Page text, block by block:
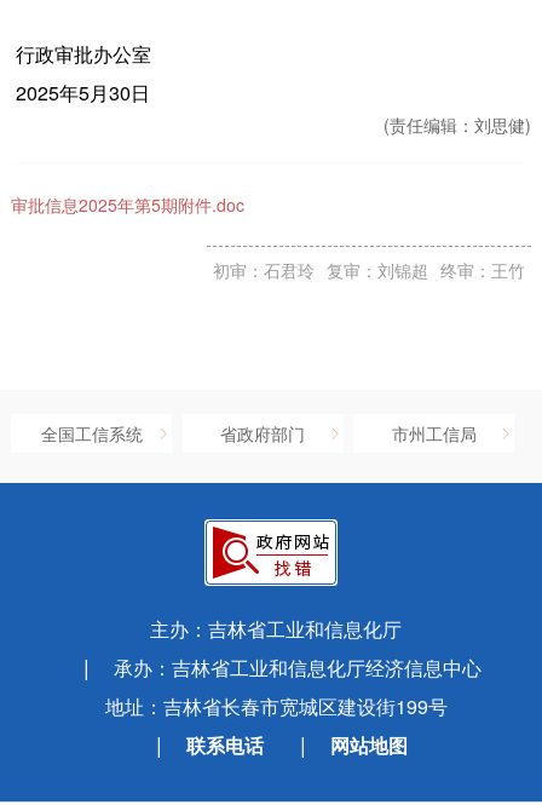
行政审批办公室
2025年5月30日
(责任编辑：刘思健)
审批信息2025年第5期附件.doc
初审：石君玲 复审：刘锦超 终审：王竹
全国工信系统 省政府部门 市州工信局
主办：吉林省工业和信息化厅
承办：吉林省工业和信息化厅经济信息中心
地址：吉林省长春市宽城区建设街199号
联系电话
网站地图